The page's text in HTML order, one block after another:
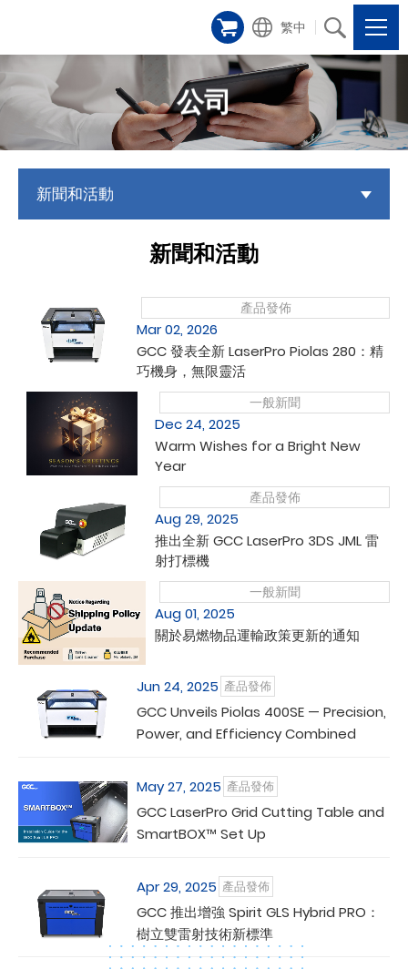
繁中
公司
新聞和活動
新聞和活動
產品發佈
Mar 02, 2026
GCC 發表全新 LaserPro Piolas 280：精
巧機身，無限靈活
一般新聞
Dec 24, 2025
Warm Wishes for a Bright New
Year
產品發佈
Aug 29, 2025
推出全新 GCC LaserPro 3DS JML 雷
射打標機
一般新聞
Aug 01, 2025
關於易燃物品運輸政策更新的通知
Jun 24, 2025 產品發佈
GCC Unveils Piolas 400SE — Precision,
Power, and Efficiency Combined
May 27, 2025 產品發佈
GCC LaserPro Grid Cutting Table and
SmartBOX™ Set Up
Apr 29, 2025 產品發佈
GCC 推出增強 Spirit GLS Hybrid PRO：
樹立雙雷射技術新標準